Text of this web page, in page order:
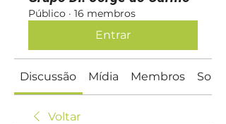
Público · 16 membros
Entrar
Discussão Mídia Membros Sobre
Voltar